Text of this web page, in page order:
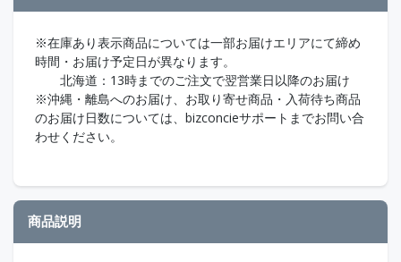
※在庫あり表示商品については一部お届けエリアにて締め
時間・お届け予定日が異なります。
北海道：13時までのご注文で翌営業日以降のお届け
※沖縄・離島へのお届け、お取り寄せ商品・入荷待ち商品
のお届け日数については、bizconcieサポートまでお問い合
わせください。
商品説明